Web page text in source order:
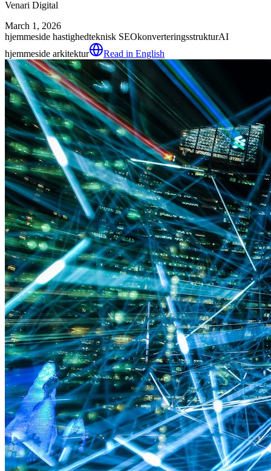
Venari Digital
March 1, 2026
hjemmeside hastighedteknisk SEOkonverteringsstrukturAI
hjemmeside arkitektur
Read in English